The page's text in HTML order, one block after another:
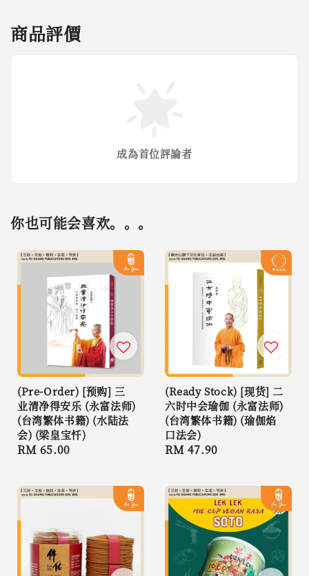
商品評價
成為首位評論者
你也可能会喜欢。。。
(Pre-Order) [预购] 三
业清净得安乐 (永富法师)
(台湾繁体书籍) (水陆法
会) (梁皇宝忏)
Regular
RM 65.00
(Ready Stock) [现货] 二
六时中会瑜伽 (永富法师)
(台湾繁体书籍) (瑜伽焰
口法会)
Regular
RM 47.90